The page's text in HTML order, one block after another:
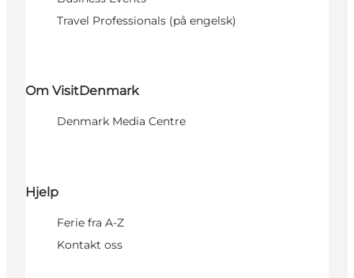
Travel Professionals (på engelsk)
Om VisitDenmark
Denmark Media Centre
Hjelp
Ferie fra A-Z
Kontakt oss